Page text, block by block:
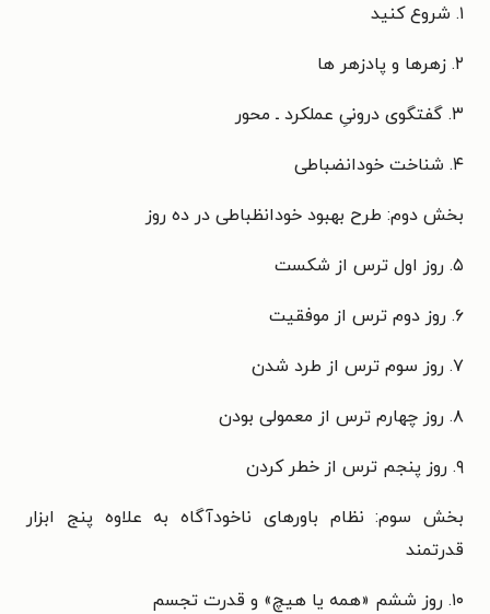
۱. شروع کنید
۲. زهرها و پادزهر ها
۳. گفتگوی درونیِ عملکرد ـ محور
۴. شناخت خودانضباطی
بخش دوم: طرح بهبود خودانظباطی در ده روز
۵. روز اول ترس از شکست
۶. روز دوم ترس از موفقیت
۷. روز سوم ترس از طرد شدن
۸. روز چهارم ترس از معمولی بودن
۹. روز پنجم ترس از خطر کردن
بخش سوم: نظام باورهای ناخودآگاه به علاوه پنج ابزار
قدرتمند
۱۰. روز ششم «همه یا هیچ» و قدرت تجسم